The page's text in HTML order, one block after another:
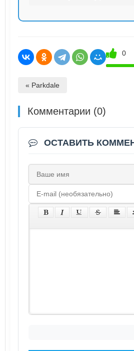
0
« Parkdale
Комментарии (0)
ОСТАВИТЬ